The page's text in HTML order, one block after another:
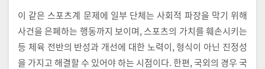
이 같은 스포츠계 문제에 일부 단체는 사회적 파장을 막기 위해
사건을 은폐하는 행동까지 보이며, 스포츠의 가치를 훼손시키는
등 체육 전반의 반성과 개선에 대한 노력이, 형식이 아닌 진정성
을 가지고 해결할 수 있어야 하는 시점이다. 한편, 국외의 경우 국